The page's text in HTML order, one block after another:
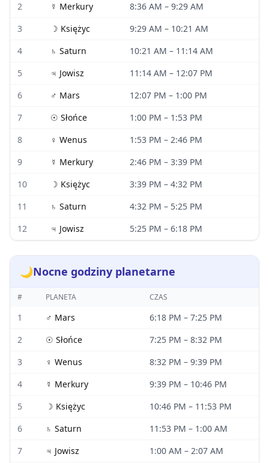
2
☿ Merkury 8:36 AM – 9:29 AM
3
☽ Księżyc 9:29 AM – 10:21 AM
4
♄ Saturn 10:21 AM – 11:14 AM
5
♃ Jowisz 11:14 AM – 12:07 PM
6
♂ Mars 12:07 PM – 1:00 PM
7
☉ Słońce 1:00 PM – 1:53 PM
8
♀ Wenus 1:53 PM – 2:46 PM
9
☿ Merkury 2:46 PM – 3:39 PM
10
☽ Księżyc 3:39 PM – 4:32 PM
11
♄ Saturn 4:32 PM – 5:25 PM
12
♃ Jowisz 5:25 PM – 6:18 PM
🌙Nocne godziny planetarne
# PLANETA CZAS
1 ♂ Mars 6:18 PM – 7:25 PM
2
☉ Słońce 7:25 PM – 8:32 PM
3
♀ Wenus 8:32 PM – 9:39 PM
4
☿ Merkury 9:39 PM – 10:46 PM
5
☽ Księżyc 10:46 PM – 11:53 PM
6
♄ Saturn 11:53 PM – 1:00 AM
7
♃ Jowisz 1:00 AM – 2:07 AM